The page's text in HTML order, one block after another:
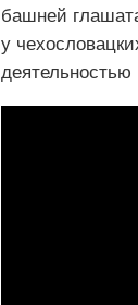
башней
у
деятельностью